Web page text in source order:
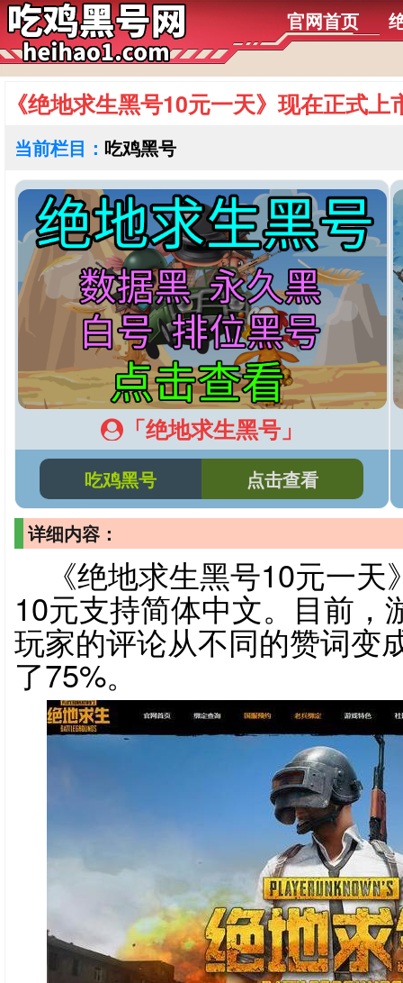
官网首页
《绝地求生黑号10元一天》现在正式
当前栏目： 吃鸡黑号
「绝地求生黑号」
吃鸡黑号 点击查看
详细内容：
《绝地求生黑号10元一
10元支持简体中文。目前
玩家的评论从不同的赞词变
了75%。